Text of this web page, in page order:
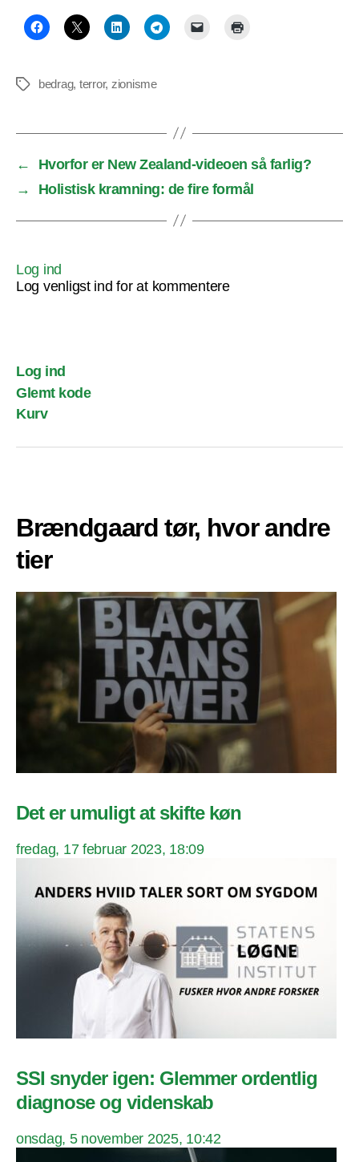
Tags bedrag, terror, zionisme
←
Hvorfor er New Zealand-videoen så farlig?
→
Holistisk kramning: de fire formål
Log ind
Log venligst ind for at kommentere
Log ind
Glemt kode
Kurv
Brændgaard tør, hvor andre
tier
Det er umuligt at skifte køn
fredag, 17 februar 2023, 18:09
SSI snyder igen: Glemmer ordentlig
diagnose og videnskab
onsdag, 5 november 2025, 10:42